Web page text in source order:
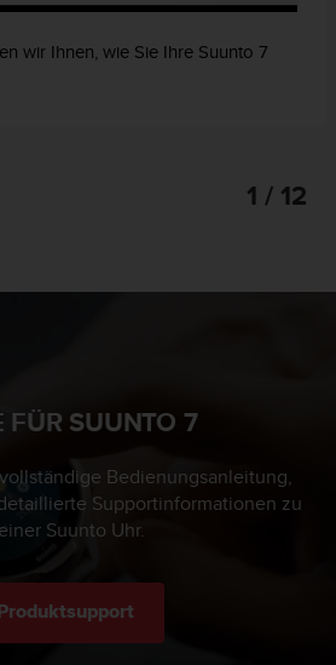
wir Ihnen, wie Sie Ihre Suunto 7
1 / 12
FÜR SUUNTO 7
Bedienungsanleitung,
Supportinformationen zu
Suunto Uhr.